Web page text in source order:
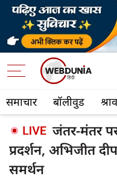
समाचार बॉलीवुड
जंतर-मंतर
प्रदर्शन, अभिजीत
समर्थन